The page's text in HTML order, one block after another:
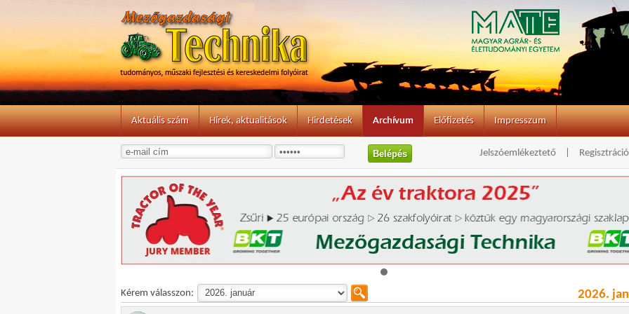
Aktuális szám Hírek, aktualitások Hirdetések Archívum Előfizetés Impresszum
Jelszóemlékeztető Regisztráció
Kérem válasszon: 2026.